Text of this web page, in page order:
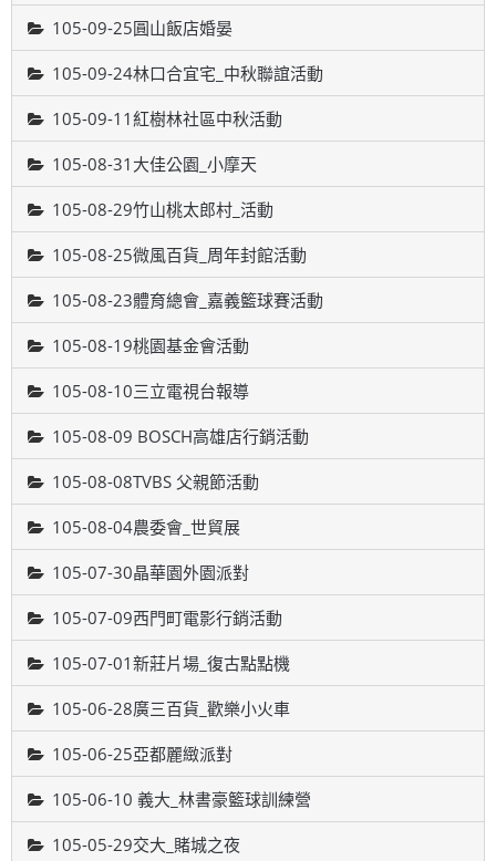
105-09-25圓山飯店婚晏
105-09-24林口合宜宅_中秋聯誼活動
105-09-11紅樹林社區中秋活動
105-08-31大佳公園_小摩天
105-08-29竹山桃太郎村_活動
105-08-25微風百貨_周年封館活動
105-08-23體育總會_嘉義籃球賽活動
105-08-19桃園基金會活動
105-08-10三立電視台報導
105-08-09 BOSCH高雄店行銷活動
105-08-08TVBS 父親節活動
105-08-04農委會_世貿展
105-07-30晶華園外園派對
105-07-09西門町電影行銷活動
105-07-01新莊片場_復古點點機
105-06-28廣三百貨_歡樂小火車
105-06-25亞都麗緻派對
105-06-10 義大_林書豪籃球訓練營
105-05-29交大_賭城之夜